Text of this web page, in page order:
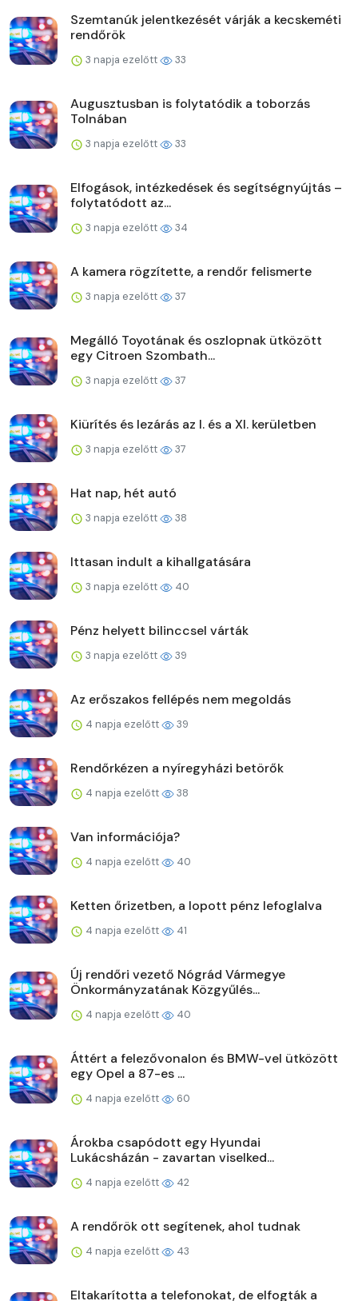
Szemtanúk jelentkezését várják a kecskeméti
rendőrök
3 napja ezelőtt 33
Augusztusban is folytatódik a toborzás
Tolnában
3 napja ezelőtt 33
Elfogások, intézkedések és segítségnyújtás –
folytatódott az...
3 napja ezelőtt 34
A kamera rögzítette, a rendőr felismerte
3 napja ezelőtt 37
Megálló Toyotának és oszlopnak ütközött
egy Citroen Szombath...
3 napja ezelőtt 37
Kiürítés és lezárás az I. és a XI. kerületben
3 napja ezelőtt 37
Hat nap, hét autó
3 napja ezelőtt 38
Ittasan indult a kihallgatására
3 napja ezelőtt 40
Pénz helyett bilinccsel várták
3 napja ezelőtt 39
Az erőszakos fellépés nem megoldás
4 napja ezelőtt 39
Rendőrkézen a nyíregyházi betörők
4 napja ezelőtt 38
Van információja?
4 napja ezelőtt 40
Ketten őrizetben, a lopott pénz lefoglalva
4 napja ezelőtt 41
Új rendőri vezető Nógrád Vármegye
Önkormányzatának Közgyűlés...
4 napja ezelőtt 40
Áttért a felezővonalon és BMW-vel ütközött
egy Opel a 87-es ...
4 napja ezelőtt 60
Árokba csapódott egy Hyundai
Lukácsházán - zavartan viselked...
4 napja ezelőtt 42
A rendőrök ott segítenek, ahol tudnak
4 napja ezelőtt 43
Eltakarította a telefonokat, de elfogták a